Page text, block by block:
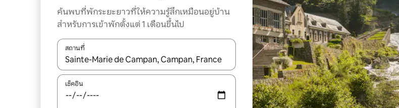
ค้นพบที่พักระยะยาวที่ให้ความรู้สึกเหมือนอยู่บ้าน
สำหรับการเข้าพักตั้งแต่ 1 เดือนขึ้นไป
สถานที่
ใช้ลูกศรขึ้นลง หรือใช้การสัมผัสหรือปัด เพื่อสำรวจผลการค้นหา
เช็คอิน